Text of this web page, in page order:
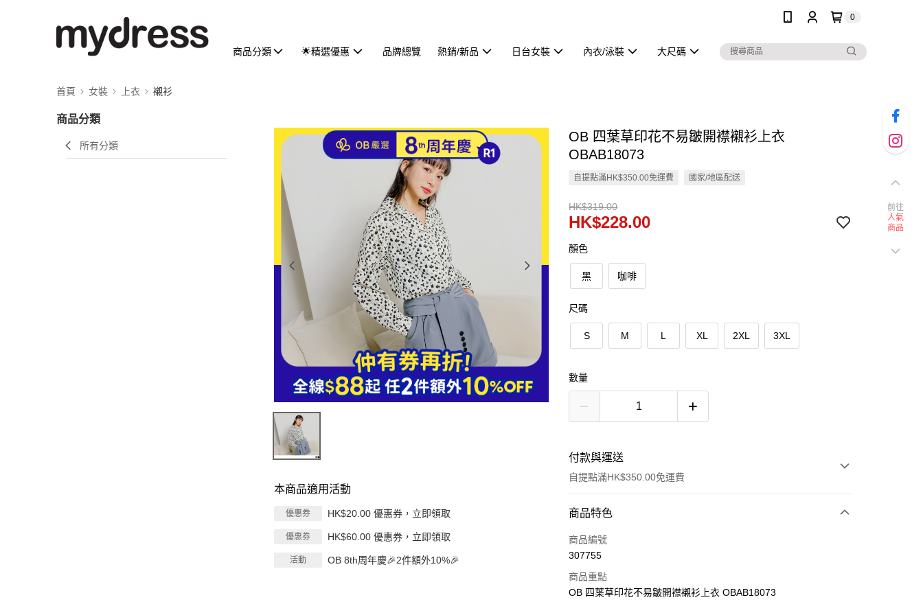
0
商品分類 🌟精選優惠 品牌總覽 熱銷/新品 日台女裝 內衣/泳裝 大尺碼
首頁 女裝 上衣 襯衫
商品分類
所有分類
本商品適用活動
優惠券 HK$20.00 優惠券，立即領取
優惠券 HK$60.00 優惠券，立即領取
活動 OB 8th周年慶🎉2件額外10%🎉
OB 四葉草印花不易皺開襟襯衫上衣
OBAB18073
自提點滿HK$350.00免運費 國家/地區配送
HK$319.00
HK$228.00
顏色
黑 咖啡
尺碼
S M L XL 2XL 3XL
數量
付款與運送
自提點滿HK$350.00免運費
付款方式
信用卡
AlipayHK
商品特色
商品編號
307755
商品重點
OB 四葉草印花不易皺開襟襯衫上衣 OBAB18073
前往
人氣
商品